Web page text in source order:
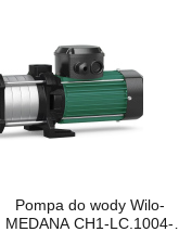
Pompa do wody Wilo-
MEDANA CH1-LC.1004-